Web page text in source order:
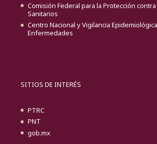
Comisión Federal para la Protección
Sanitarios
Centro Nacional y Vigilancia
Enfermedades
SITIOS DE INTERÉS
PTRC
PNT
gob.mx